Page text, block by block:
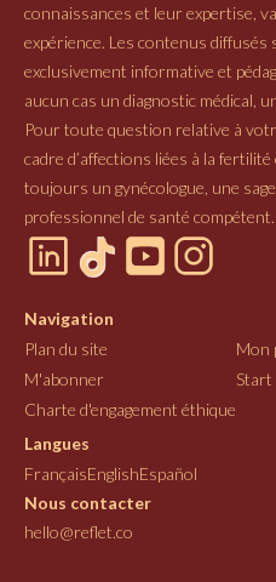
connaissances et leur expertise,
expérience. Les contenus
exclusivement informative et
aucun cas un diagnostic médical,
Pour toute question relative à
cadre d’affections liées à la
toujours un gynécologue, une
professionnel de santé compétent.
Navigation
Plan du site
Mon
M'abonner
Charte d'engagement éthique
Langues
FrançaisEnglishEspañol
Nous contacter
hello@reflet.co